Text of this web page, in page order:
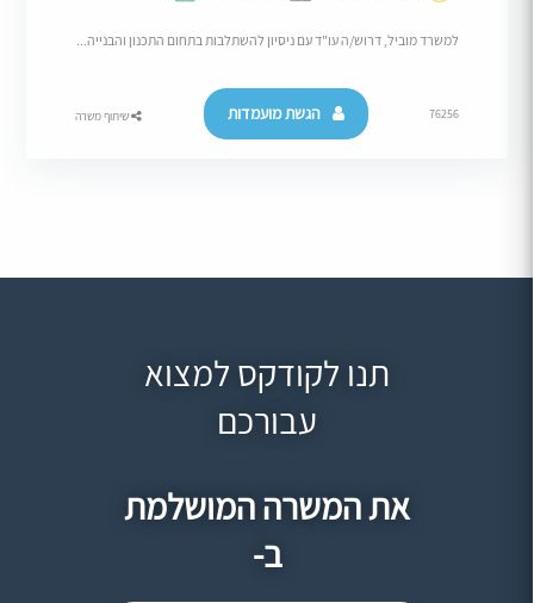
למשרד מוביל, דרוש/ה עו"ד עם ניסיון להשתלבות בתחום התכנון והבנייה...
76256 הגשת מועמדות שיתוף משרה
תנו לקודקס למצוא
עבורכם
את המשרה המושלמת
ב-